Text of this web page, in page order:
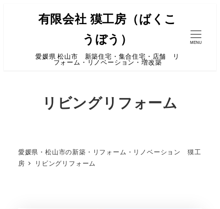
有限会社 獏工房（ばくこ
うぼう）
愛媛県 松山市 新築住宅・集合住宅・店舗 リ
フォーム・リノベーション・増改築
MENU
リビングリフォーム
愛媛県・松山市の新築・リフォーム・リノベーション 獏工
房
リビングリフォーム